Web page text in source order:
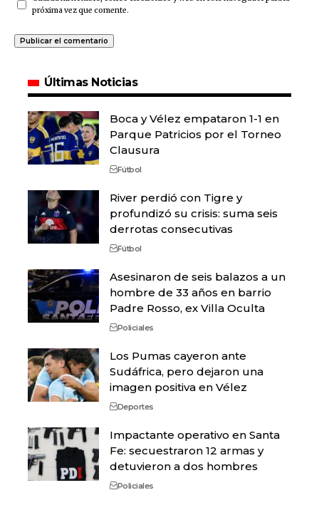
próxima vez que comente.
Últimas Noticias
Boca y Vélez empataron 1-1 en
Parque Patricios por el Torneo
Clausura
Fútbol
River perdió con Tigre y
profundizó su crisis: suma seis
derrotas consecutivas
Fútbol
Asesinaron de seis balazos a un
hombre de 33 años en barrio
Padre Rosso, ex Villa Oculta
Policiales
Los Pumas cayeron ante
Sudáfrica, pero dejaron una
imagen positiva en Vélez
Deportes
Impactante operativo en Santa
Fe: secuestraron 12 armas y
detuvieron a dos hombres
Policiales